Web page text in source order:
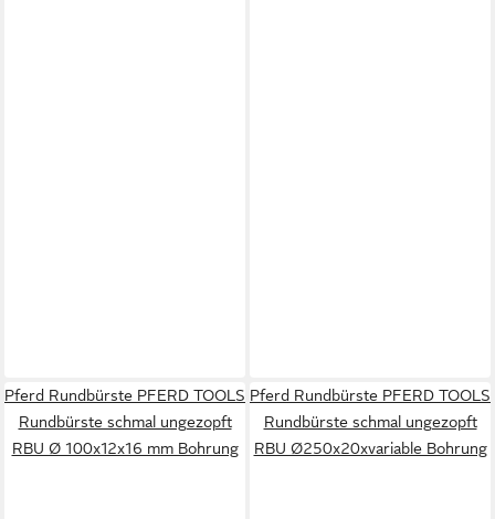
Pferd Rundbürste PFERD TOOLS
Rundbürste schmal ungezopft
RBU Ø 100x12x16 mm Bohrung
Pferd Rundbürste PFERD TOOLS
Rundbürste schmal ungezopft
RBU Ø250x20xvariable Bohrung